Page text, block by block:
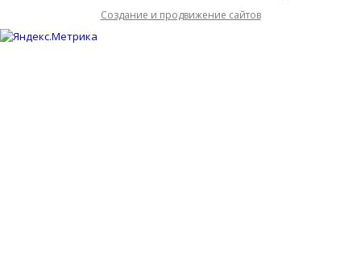
Cоздание и продвижение сайтов